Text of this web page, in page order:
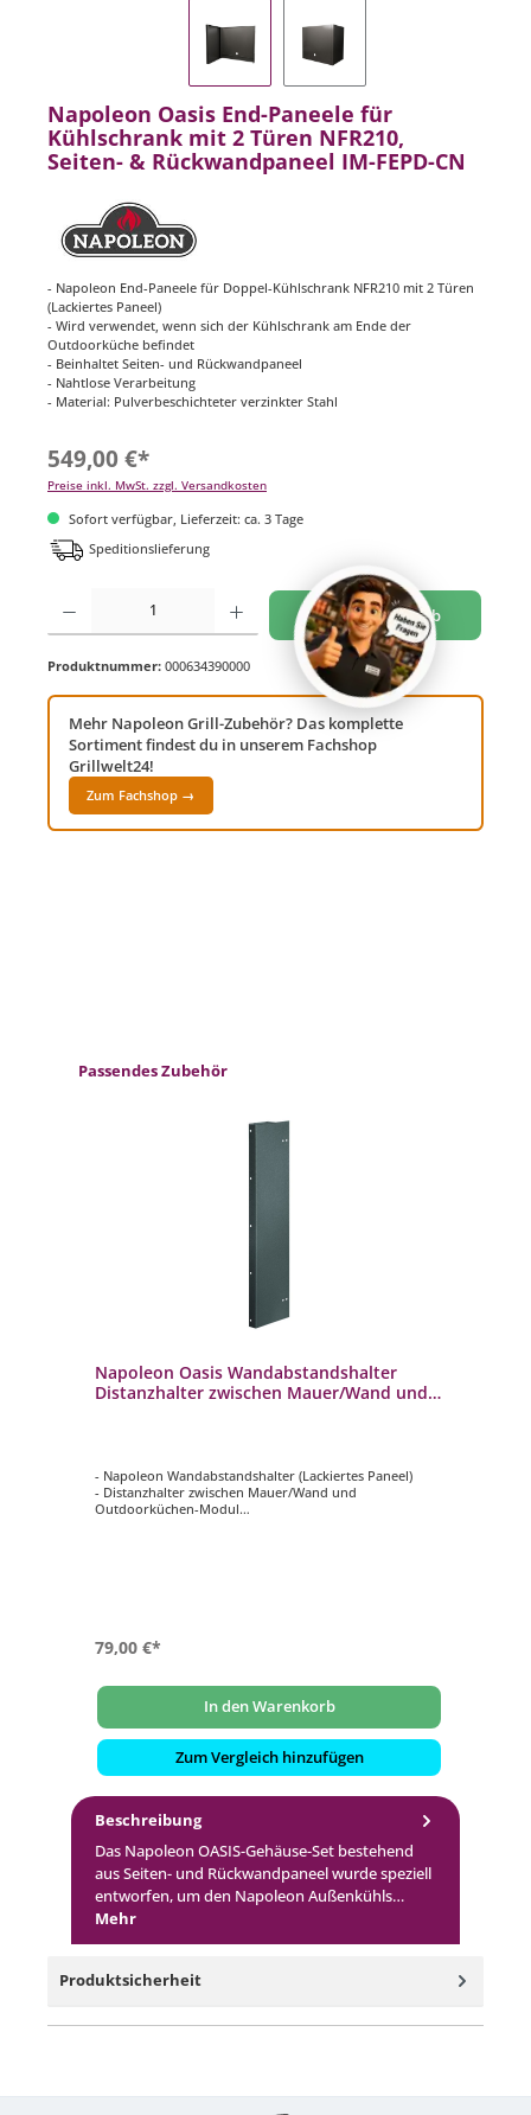
Napoleon Oasis End-Paneele für
Kühlschrank mit 2 Türen NFR210,
Seiten- & Rückwandpaneel IM-FEPD-CN
- Napoleon End-Paneele für Doppel-Kühlschrank NFR210 mit 2 Türen
(Lackiertes Paneel)
- Wird verwendet, wenn sich der Kühlschrank am Ende der
Outdoorküche befindet
- Beinhaltet Seiten- und Rückwandpaneel
- Nahtlose Verarbeitung
- Material: Pulverbeschichteter verzinkter Stahl
549,00 €*
Preise inkl. MwSt. zzgl. Versandkosten
Sofort verfügbar, Lieferzeit: ca. 3 Tage
Speditionslieferung
Produkt Anzahl: Gib den gewünschten Wert ein oder benutze die Schaltflächen um
In den Warenkorb
Produktnummer: 000634390000
Mehr Napoleon Grill-Zubehör? Das komplette
Sortiment findest du in unserem Fachshop
Grillwelt24!
Zum Fachshop →
Produktgalerie überspringen
Passendes Zubehör
Napoleon Oasis Wandabstandshalter
Distanzhalter zwischen Mauer/Wand und
- Napoleon Wandabstandshalter (Lackiertes Paneel)
- Distanzhalter zwischen Mauer/Wand und
Outdoorküchen-Modul
79,00 €*
In den Warenkorb
Zum Vergleich hinzufügen
Beschreibung
Das Napoleon OASIS-Gehäuse-Set bestehend
aus Seiten- und Rückwandpaneel wurde speziell
entworfen, um den Napoleon Außenkühls…
Mehr
Produktsicherheit